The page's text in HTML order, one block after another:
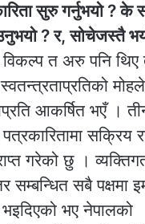
सुरु गर्नुभयो ? के
? र, सोचेजस्तै
विकल्प त अरु पनि थिए
मोहले
आकर्षित भएँ ।
सक्रिय
गरेको छु ।
सबै पक्षमा
भए नेपालको